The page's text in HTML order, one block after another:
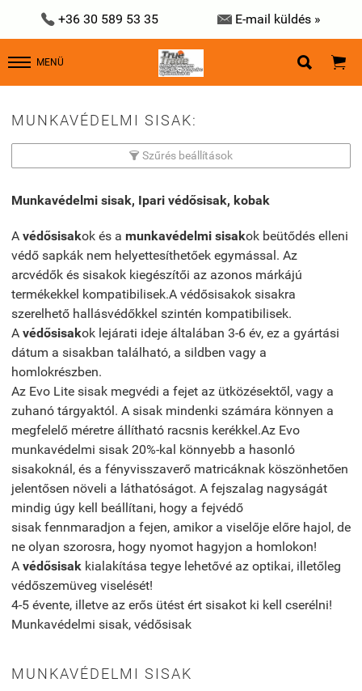
 +36 30 589 53 35  E-mail küldés »
MENÜ  
MUNKAVÉDELMI SISAK:
 Szűrés beállítások
Munkavédelmi sisak, Ipari védősisak, kobak
A védősisakok és a munkavédelmi sisakok beütődés elleni
védő sapkák nem helyettesíthetőek egymással. Az
arcvédők és sisakok kiegészítői az azonos márkájú
termékekkel kompatibilisek.A védősisakok sisakra
szerelhető hallásvédőkkel szintén kompatibilisek.
A védősisakok lejárati ideje általában 3-6 év, ez a gyártási
dátum a sisakban található, a sildben vagy a
homlokrészben.
Az Evo Lite sisak megvédi a fejet az ütközésektől, vagy a
zuhanó tárgyaktól. A sisak mindenki számára könnyen a
megfelelő méretre állítható racsnis kerékkel.Az Evo
munkavédelmi sisak 20%-kal könnyebb a hasonló
sisakoknál, és a fényvisszaverő matricáknak köszönhetően
jelentősen növeli a láthatóságot. A fejszalag nagyságát
mindig úgy kell beállítani, hogy a fejvédő
sisak fennmaradjon a fejen, amikor a viselője előre hajol, de
ne olyan szorosra, hogy nyomot hagyjon a homlokon!
A védősisak kialakítása tegye lehetővé az optikai, illetőleg
védőszemüveg viselését!
4-5 évente, illetve az erős ütést ért sisakot ki kell cserélni!
Munkavédelmi sisak, védősisak
MUNKAVÉDELMI SISAK